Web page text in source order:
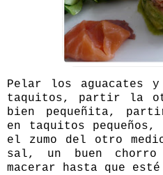
Pelar los aguacates
taquitos, partir la
bien pequeñita,
en taquitos
el zumo del otro
sal, un buen
macerar hasta que